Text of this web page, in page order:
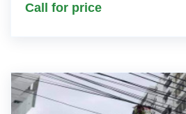
Call for price